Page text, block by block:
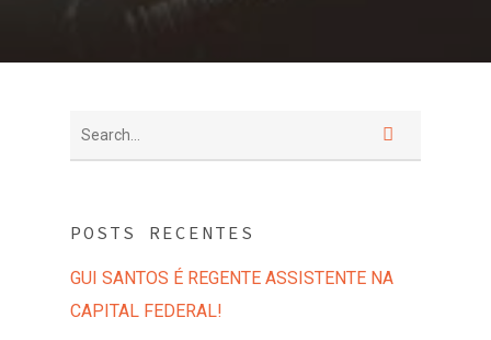
POSTS RECENTES
GUI SANTOS É REGENTE ASSISTENTE NA
CAPITAL FEDERAL!